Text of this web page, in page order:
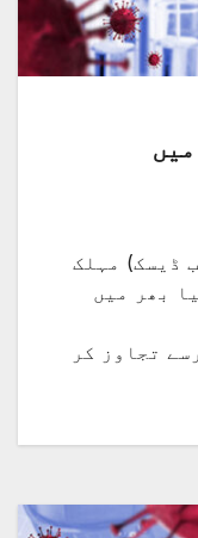
ڈیسک) مہلک
بھر میں
تجاوز کر